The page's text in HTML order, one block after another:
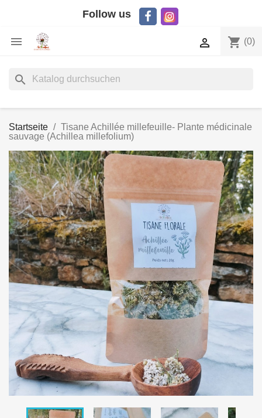
Follow us
 shopping_cart (0)

search
Startseite
Tisane Achillée millefeuille- Plante médicinale
sauvage (Achillea millefolium)